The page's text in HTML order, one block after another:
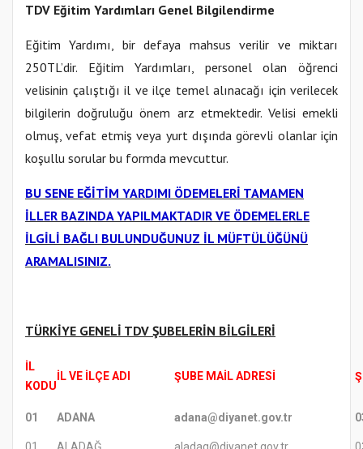
TDV Eğitim Yardımları Genel Bilgilendirme
Eğitim Yardımı, bir defaya mahsus verilir ve miktarı
250TL’dir. Eğitim Yardımları, personel olan öğrenci
velisinin çalıştığı il ve ilçe temel alınacağı için verilecek
bilgilerin doğruluğu önem arz etmektedir. Velisi emekli
olmuş, vefat etmiş veya yurt dışında görevli olanlar için
koşullu sorular bu formda mevcuttur.
BU SENE EĞİTİM YARDIMI ÖDEMELERİ TAMAMEN
İLLER BAZINDA YAPILMAKTADIR VE ÖDEMELERLE
İLGİLİ BAĞLI BULUNDUĞUNUZ İL MÜFTÜLÜĞÜNÜ
ARAMALISINIZ.
TÜRKİYE GENELİ TDV ŞUBELERİN BİLGİLERİ
İL
KODU
İL VE İLÇE ADI ŞUBE MAİL ADRESİ
01 ADANA adana@diyanet.gov.tr